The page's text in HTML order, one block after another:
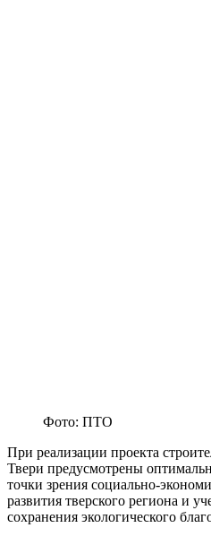
Фото: ПТО
При реализации проекта
Твери предусмотрены
точки зрения социально-
развития тверского региона и
сохранения экологического